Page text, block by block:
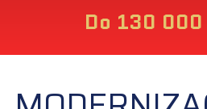
Do 130 000